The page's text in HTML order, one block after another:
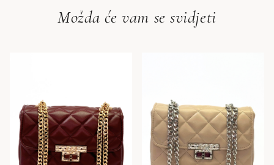
Možda će vam se svidjeti